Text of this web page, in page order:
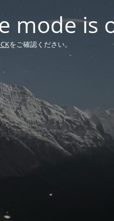
mode is
をご確認ください。